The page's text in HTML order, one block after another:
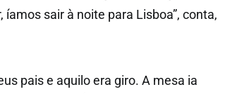
sair à noite para Lisboa”, conta,
pais e aquilo era giro. A mesa ia